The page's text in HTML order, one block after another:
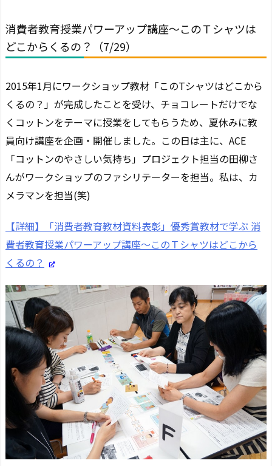
消費者教育授業パワーアップ講座～このＴシャツは
どこからくるの？（7/29）
2015年1月にワークショップ教材「このTシャツはどこから
くるの？」が完成したことを受け、チョコレートだけでな
くコットンをテーマに授業をしてもらうため、夏休みに教
員向け講座を企画・開催しました。この日は主に、ACE
「コットンのやさしい気持ち」プロジェクト担当の田柳さ
んがワークショップのファシリテーターを担当。私は、カ
メラマンを担当(笑)
【詳細】「消費者教育教材資料表彰」優秀賞教材で学ぶ 消
費者教育授業パワーアップ講座～このＴシャツはどこから
くるの？